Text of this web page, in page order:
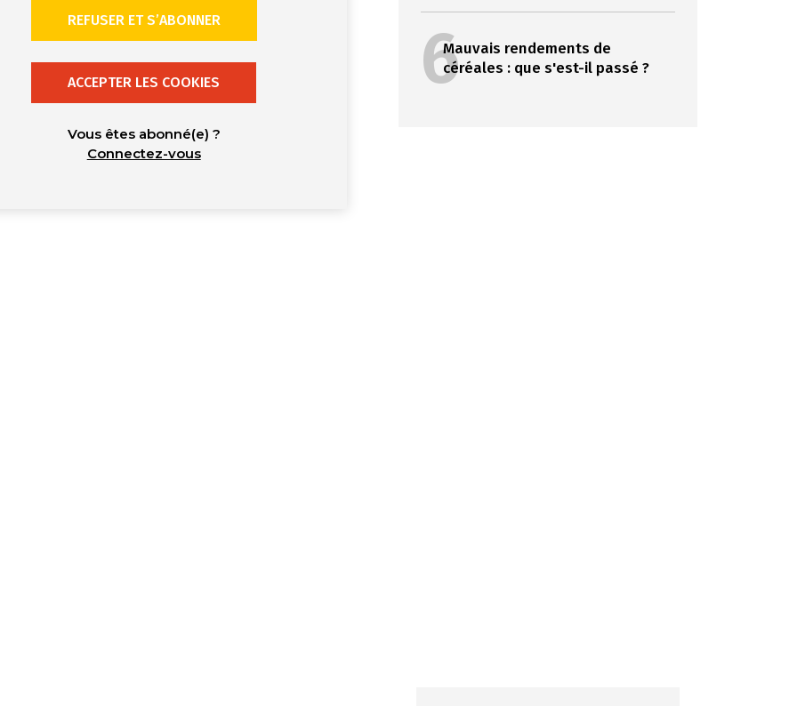
REFUSER ET S’ABONNER
ACCEPTER LES COOKIES
Vous êtes abonné(e) ?
Connectez-vous
6Mauvais rendements de
céréales : que s'est-il passé ?